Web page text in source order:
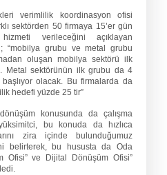
verimlilik koordinasyon ofisi
sektörden 50 firmaya 15’er gün
verileceğini açıklayan
“mobilya grubu ve metal grubu
oluşan mobilya sektörü ilk
Metal sektörünün ilk grubu da 4
olacak. Bu firmalarda da
hedefi yüzde 25 tir”
konusunda da çalışma
bu konuda da hızlıca
zira içinde bulunduğumuz
belirterek, bu hususta da Oda
Ofisi” ve Dijital Dönüşüm Ofisi”